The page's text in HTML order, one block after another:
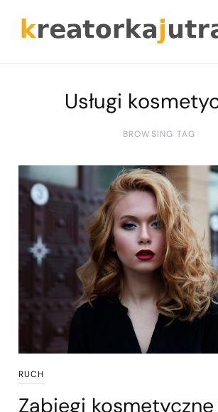
Usługi
BROWSING TAG
RUCH
Zabiegi